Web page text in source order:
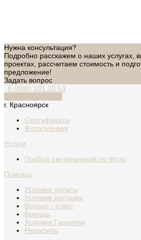
Нужна консультация?
Подробно расскажем о наших услугах,
проектах, рассчитаем стоимость и
предложение!
Задать вопрос
8 (800) 101 20 53
г. Красноярск
Сертификаты
Фотогалерея
Услуги
Подбор светильников по фото
Помощь
Условия оплаты
Условия доставки
Вопрос - ответ
Бренды
Условия Гарантии
Реквизиты